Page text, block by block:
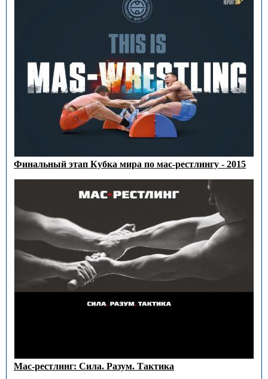
Финальный этап Кубка мира по мас-рестлингу - 2015
Мас-рестлинг: Сила. Разум. Тактика